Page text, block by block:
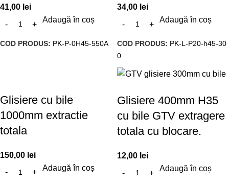
41,00 lei
Adaugă în coș
COD PRODUS: PK-P-0H45-550A
34,00 lei
Adaugă în coș
COD PRODUS: PK-L-P20-h45-30
0
Glisiere cu bile
1000mm extractie
totala
150,00 lei
Adaugă în coș
Glisiere 400mm H35
cu bile GTV extragere
totala cu blocare.
12,00 lei
Adaugă în coș